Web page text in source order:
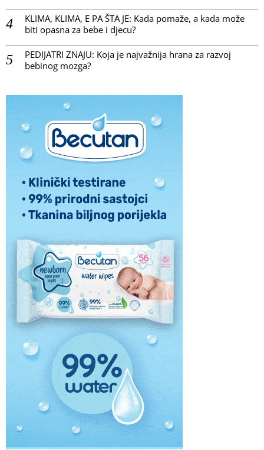
KLIMA, KLIMA, E PA ŠTA JE: Kada pomaže, a kada može
biti opasna za bebe i djecu?
PEDIJATRI ZNAJU: Koja je najvažnija hrana za razvoj
bebinog mozga?